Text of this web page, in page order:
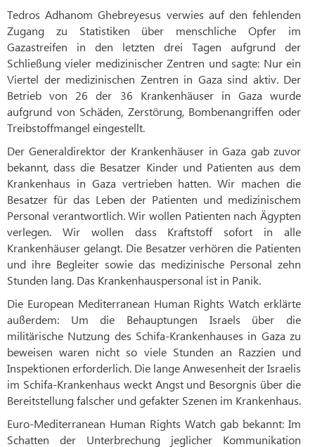
Tedros Adhanom Ghebreyesus verwies auf den fehlenden
Zugang zu Statistiken über menschliche Opfer im
Gazastreifen in den letzten drei Tagen aufgrund der
Schließung vieler medizinischer Zentren und sagte: Nur ein
Viertel der medizinischen Zentren in Gaza sind aktiv. Der
Betrieb von 26 der 36 Krankenhäuser in Gaza wurde
aufgrund von Schäden, Zerstörung, Bombenangriffen oder
Treibstoffmangel eingestellt.
Der Generaldirektor der Krankenhäuser in Gaza gab zuvor
bekannt, dass die Besatzer Kinder und Patienten aus dem
Krankenhaus in Gaza vertrieben hatten. Wir machen die
Besatzer für das Leben der Patienten und medizinischem
Personal verantwortlich. Wir wollen Patienten nach Ägypten
verlegen. Wir wollen dass Kraftstoff sofort in alle
Krankenhäuser gelangt. Die Besatzer verhören die Patienten
und ihre Begleiter sowie das medizinische Personal zehn
Stunden lang. Das Krankenhauspersonal ist in Panik.
Die European Mediterranean Human Rights Watch erklärte
außerdem: Um die Behauptungen Israels über die
militärische Nutzung des Schifa-Krankenhauses in Gaza zu
beweisen waren nicht so viele Stunden an Razzien und
Inspektionen erforderlich. Die lange Anwesenheit der Israelis
im Schifa-Krankenhaus weckt Angst und Besorgnis über die
Bereitstellung falscher und gefakter Szenen im Krankenhaus.
Euro-Mediterranean Human Rights Watch gab bekannt: Im
Schatten der Unterbrechung jeglicher Kommunikation